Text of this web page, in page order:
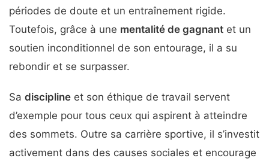
périodes de doute et un entraînement rigide.
Toutefois, grâce à une mentalité de gagnant et un
soutien inconditionnel de son entourage, il a su
rebondir et se surpasser.
Sa discipline et son éthique de travail servent
d’exemple pour tous ceux qui aspirent à atteindre
des sommets. Outre sa carrière sportive, il s’investit
activement dans des causes sociales et encourage